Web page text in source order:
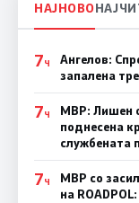
НАЈНОВО
7Ч
Ангелов:
запалена
7Ч
МВР: Лишен
поднесена
службената
7Ч
МВР со
на